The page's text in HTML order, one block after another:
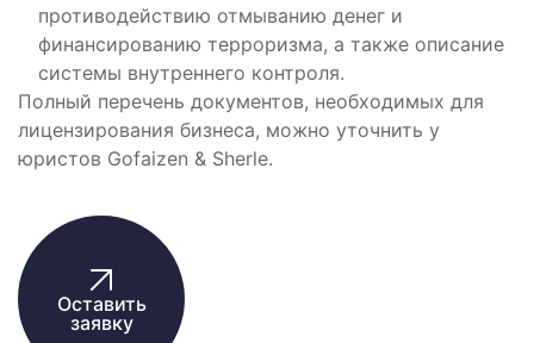
Оставить
заявку
противодействию отмыванию денег и
финансированию терроризма, а также описание
системы внутреннего контроля.
Полный перечень документов, необходимых для
лицензирования бизнеса, можно уточнить у
юристов Gofaizen & Sherle.